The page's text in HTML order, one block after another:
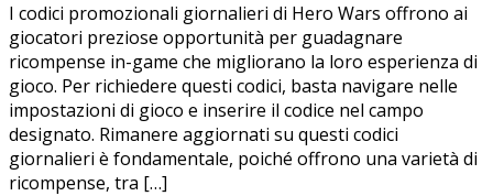
I codici promozionali giornalieri di Hero Wars offrono ai
giocatori preziose opportunità per guadagnare
ricompense in-game che migliorano la loro esperienza di
gioco. Per richiedere questi codici, basta navigare nelle
impostazioni di gioco e inserire il codice nel campo
designato. Rimanere aggiornati su questi codici
giornalieri è fondamentale, poiché offrono una varietà di
ricompense, tra […]